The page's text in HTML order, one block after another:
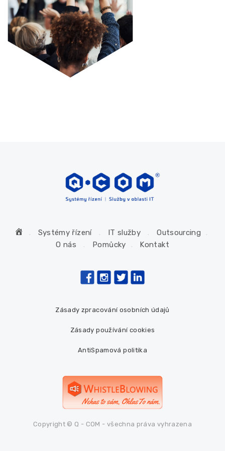
Systémy řízení IT služby
Outsourcing
O nás
Pomůcky Kontakt
Zásady zpracování osobních údajů
Zásady používání cookies
AntiSpamová politika
Copyright © Q - COM - všechna práva vyhrazena